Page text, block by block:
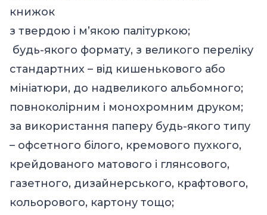
книжок
з твердою і м’якою палітуркою;
будь-якого формату, з великого переліку
стандартних – від кишенькового або
мініатюри, до надвеликого альбомного;
повноколірним і монохромним друком;
за використання паперу будь-якого типу
– офсетного білого, кремового пухкого,
крейдованого матового і глянсового,
газетного, дизайнерського, крафтового,
кольорового, картону тощо;